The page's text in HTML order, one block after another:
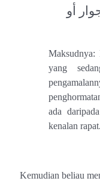
أو
Maksudnya:
yang
ada
kenalan rapat.
Kemudian beliau